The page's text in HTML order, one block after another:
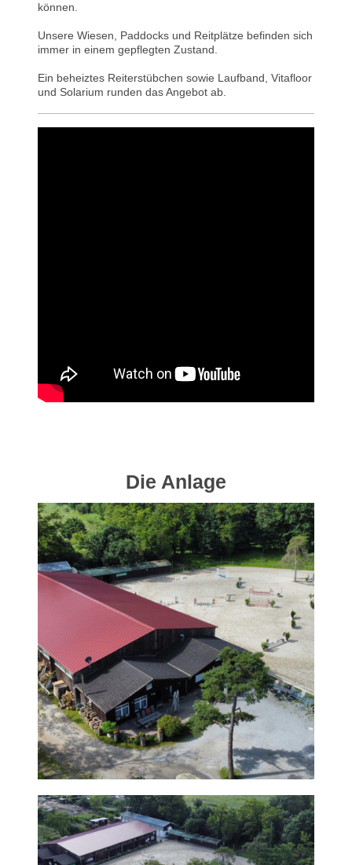
können.
Unsere Wiesen, Paddocks und Reitplätze befinden sich
immer in einem gepflegten Zustand.
Ein beheiztes Reiterstübchen sowie Laufband, Vitafloor
und Solarium runden das Angebot ab.
Die Anlage